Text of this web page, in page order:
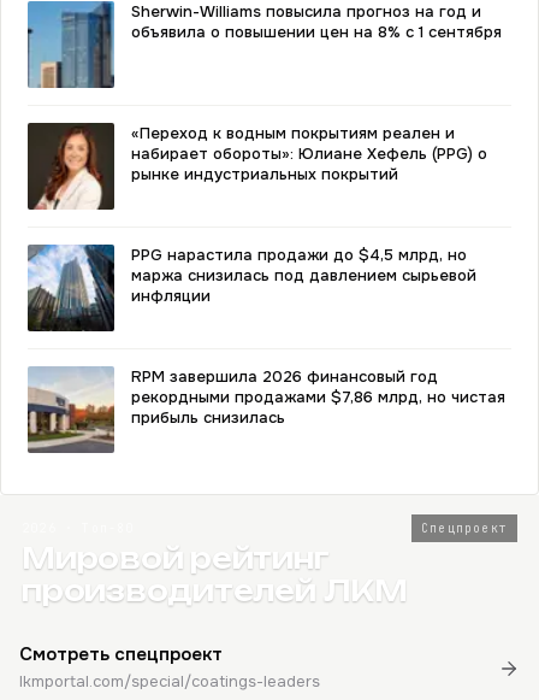
Sherwin-Williams повысила прогноз на год и
объявила о повышении цен на 8% с 1 сентября
«Переход к водным покрытиям реален и
набирает обороты»: Юлиане Хефель (PPG) о
рынке индустриальных покрытий
PPG нарастила продажи до $4,5 млрд, но
маржа снизилась под давлением сырьевой
инфляции
RPM завершила 2026 финансовый год
рекордными продажами $7,86 млрд, но чистая
прибыль снизилась
Спецпроект
Мировой рейтинг
производителей ЛКМ
Смотреть спецпроект
lkmportal.com/special/coatings-leaders